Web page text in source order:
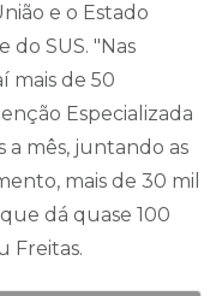
e o Estado
do SUS. "Nas
mais de 50
Especializada
a mês, juntando as
mais de 30 mil
dá quase 100
Freitas.